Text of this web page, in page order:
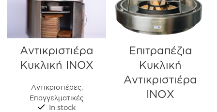
Αντικριστιέρα
Κυκλική INOX
Αντικριστιέρες,
Επαγγελματικές
In stock
Επιτραπέζια
Κυκλική
Αντικριστιέρα
ΙΝΟΧ